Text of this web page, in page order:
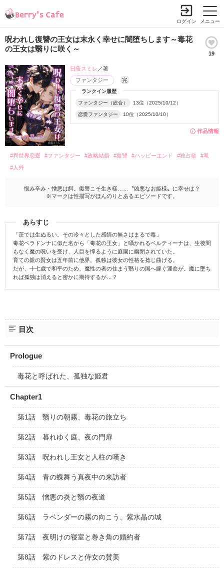
メニュー
ログイン
呪われし復讐の王女は末永く幸せに闇堕ちします～毒花
の王女は翳りに咲く～
19
作品情報
ランクイン履歴
ファンタジー（総合） 13位（2025/10/12）
恋愛ファンタジー 10位（2025/10/10）
ファンタジー 完
日蔭スミレ ／著
#異世界恋愛 #ファンタジー #政略結婚 #復讐 #ハッピーエンド #独占欲
#竜
#人外
恨み辛み・憎悪は餌。復讐こそ生き様……〝凶悪なお姫様〟に幸せは？
※マークは性描写がほんのりとあるエピソードです。
あらすじ
「茨では生ぬるい。その冷々とした感情の無さはまるで毒」
毒花ベラドンナに似た名から「毒花の王女」と囁かれるベルティーナは、生後間
もなく魔の呪いを受け、人目を憚るように庭園に幽閉されていた。
育ての親の賢女は五年前に他界。孤独は彼女の性格を捻じ曲げる。
だが、十七歳で和平のため、魔性の者の住まう翳りの国へ嫁ぐ運命が。魔に墜ち
れば孤独は消えると密かに期待するが…？
目次
Prologue
毒花と呼ばれた、孤独な姫君
Chapter1
第1話 翳りの朝霧、毒花の旅立ち
第2話 暮れゆく庭、夜の門扉
第3話 呪われし王女と人柱の嘆き
第4話 青の蝶舞う真夜中の来訪者
第5話 憎悪の炎と翳の夜道
第6話 ラベンダーの霧の向こう、紫水晶の城
第7話 夜明けの寝室と巻き角の婚約者
第8話 紫のドレスと侍女の賛美